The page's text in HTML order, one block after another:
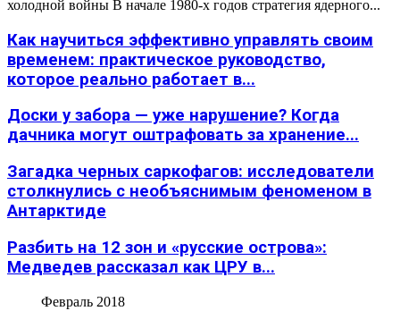
холодной войны В начале 1980-х годов стратегия ядерного...
Как научиться эффективно управлять своим
временем: практическое руководство,
которое реально работает в...
Доски у забора — уже нарушение? Когда
дачника могут оштрафовать за хранение...
Загадка черных саркофагов: исследователи
столкнулись с необъяснимым феноменом в
Антарктиде
Разбить на 12 зон и «русские острова»:
Медведев рассказал как ЦРУ в...
Февраль 2018